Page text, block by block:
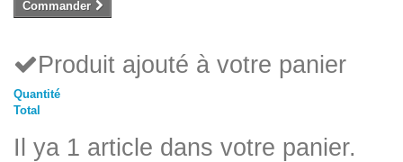
Commander
Produit ajouté à votre panier
Quantité
Total
Il ya 1 article dans votre panier.